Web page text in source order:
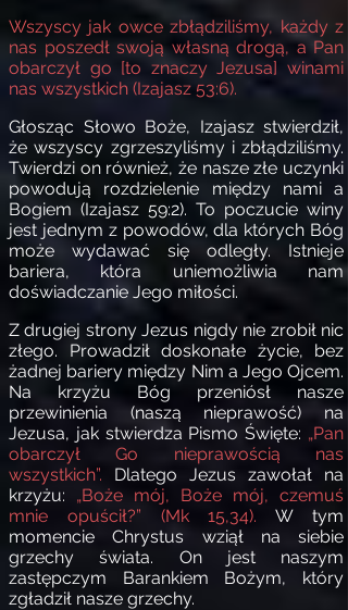
Wszyscy jak owce zbłądziliśmy, każdy z
nas poszedł swoją własną drogą, a Pan
obarczył go [to znaczy Jezusa] winami
nas wszystkich (Izajasz 53:6).
Głosząc Słowo Boże, Izajasz stwierdził,
że wszyscy zgrzeszyliśmy i zbłądziliśmy.
Twierdzi on również, że nasze złe uczynki
powodują rozdzielenie między nami a
Bogiem (Izajasz 59:2). To poczucie winy
jest jednym z powodów, dla których Bóg
może wydawać się odległy. Istnieje
bariera, która uniemożliwia nam
doświadczanie Jego miłości.
Z drugiej strony Jezus nigdy nie zrobił nic
złego. Prowadził doskonałe życie, bez
żadnej bariery między Nim a Jego Ojcem.
Na krzyżu Bóg przeniósł nasze
przewinienia (naszą nieprawość) na
Jezusa, jak stwierdza Pismo Święte: „Pan
obarczył Go nieprawością nas
wszystkich”. Dlatego Jezus zawołał na
krzyżu: „Boże mój, Boże mój, czemuś
mnie opuścił?” (Mk 15,34).W tym
momencie Chrystus wziął na siebie
grzechy świata. On jest naszym
zastępczym Barankiem Bożym, który
zgładził nasze grzechy.